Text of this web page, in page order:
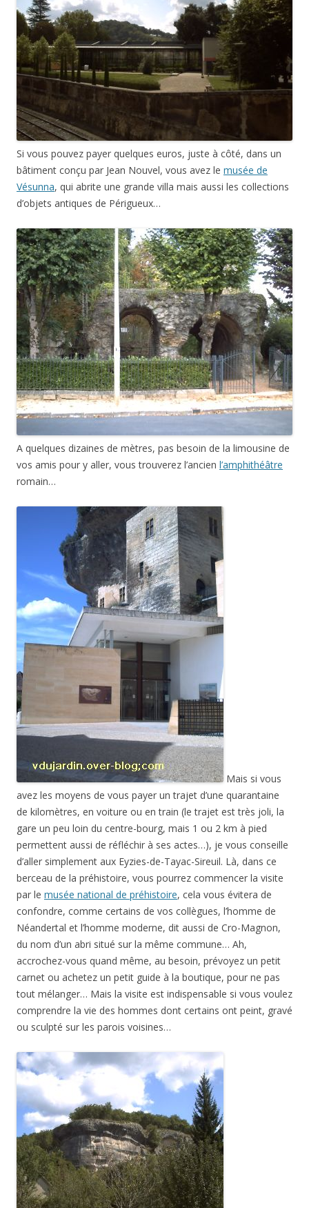
Si vous pouvez payer quelques euros, juste à côté, dans un
bâtiment conçu par Jean Nouvel, vous avez le musée de
Vésunna, qui abrite une grande villa mais aussi les collections
d’objets antiques de Périgueux…
A quelques dizaines de mètres, pas besoin de la limousine de
vos amis pour y aller, vous trouverez l’ancien l’amphithéâtre
romain…
Mais si vous
avez les moyens de vous payer un trajet d’une quarantaine
de kilomètres, en voiture ou en train (le trajet est très joli, la
gare un peu loin du centre-bourg, mais 1 ou 2 km à pied
permettent aussi de réfléchir à ses actes…), je vous conseille
d’aller simplement aux Eyzies-de-Tayac-Sireuil. Là, dans ce
berceau de la préhistoire, vous pourrez commencer la visite
par le musée national de préhistoire, cela vous évitera de
confondre, comme certains de vos collègues, l’homme de
Néandertal et l’homme moderne, dit aussi de Cro-Magnon,
du nom d’un abri situé sur la même commune… Ah,
accrochez-vous quand même, au besoin, prévoyez un petit
carnet ou achetez un petit guide à la boutique, pour ne pas
tout mélanger… Mais la visite est indispensable si vous voulez
comprendre la vie des hommes dont certains ont peint, gravé
ou sculpté sur les parois voisines…